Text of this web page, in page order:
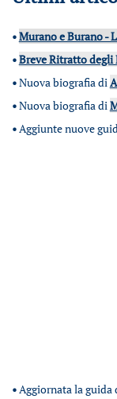
•Murano e Burano -
•Breve Ritratto
•Nuova biografia di
•Nuova biografia di
•Aggiunte nuove
•Aggiornata la guida